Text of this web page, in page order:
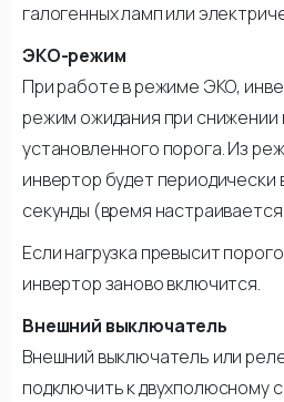
галогенных ламп или
ЭКО-режим
При работе в режиме ЭКО,
режим ожидания при снижении
установленного порога. Из
инвертор будет периодически
секунды (время
Если нагрузка превысит
инвертор заново включится.
Внешний выключатель
Внешний выключатель или
подключить к двухполюсному